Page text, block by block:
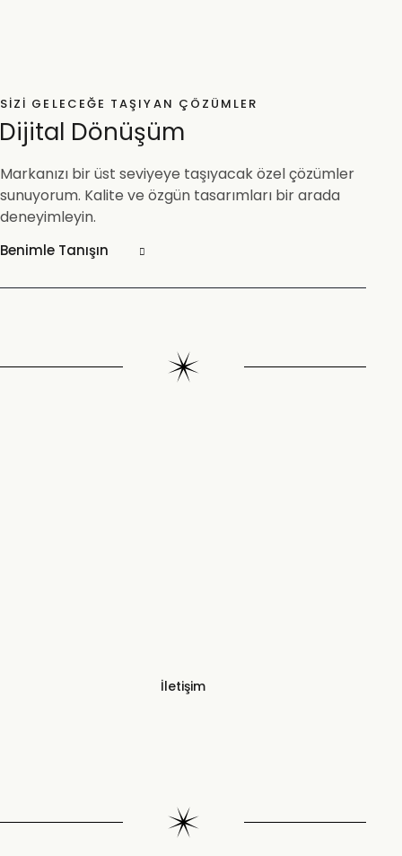
SIZI GELECEĞE TAŞIYAN ÇÖZÜMLER
Dijital Dönüşüm
Markanızı bir üst seviyeye taşıyacak özel çözümler
sunuyorum. Kalite ve özgün tasarımları bir arada
deneyimleyin.
Benimle Tanışın
İletişim